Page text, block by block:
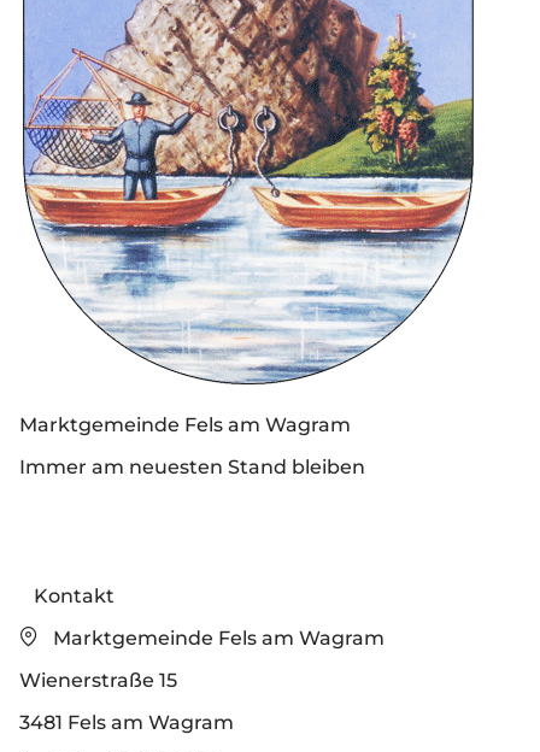
Marktgemeinde Fels am Wagram
Immer am neuesten Stand bleiben
Kontakt
Marktgemeinde Fels am Wagram
Wienerstraße 15
3481 Fels am Wagram